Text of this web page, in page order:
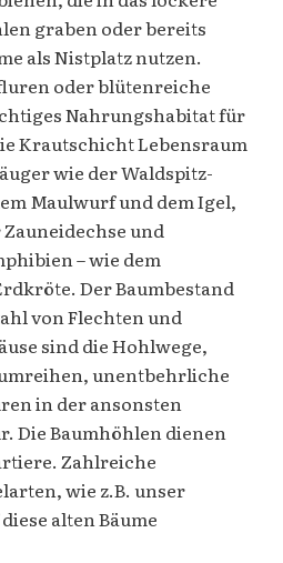
graben oder bereits
als Nistplatz nutzen.
oder blütenreiche
Nahrungshabitat für
Krautschicht Lebensraum
wie der Waldspitz-
Maulwurf und dem Igel,
und
– wie dem
Der Baumbestand
von Flechten und
sind die Hohlwege,
unentbehrliche
in der ansonsten
Die Baumhöhlen dienen
Zahlreiche
wie z.B. unser
alten Bäume